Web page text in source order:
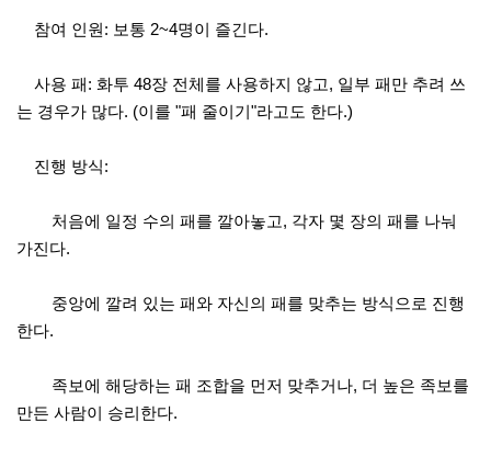
참여 인원: 보통 2~4명이 즐긴다.
사용 패: 화투 48장 전체를 사용하지 않고, 일부 패만 추려 쓰
는 경우가 많다. (이를 "패 줄이기"라고도 한다.)
진행 방식:
처음에 일정 수의 패를 깔아놓고, 각자 몇 장의 패를 나눠
가진다.
중앙에 깔려 있는 패와 자신의 패를 맞추는 방식으로 진행
한다.
족보에 해당하는 패 조합을 먼저 맞추거나, 더 높은 족보를
만든 사람이 승리한다.